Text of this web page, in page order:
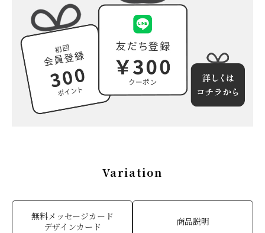
陶器アレンジ
すべての商品
ギフトラッピング
Variation
無料メッセージカード
デザインカード
商品説明